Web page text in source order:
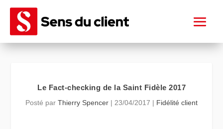
Le Fact-checking de la Saint Fidèle 2017
Posté par Thierry Spencer | 23/04/2017 | Fidélité client